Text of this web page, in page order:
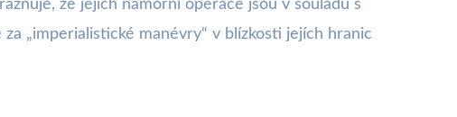
že jejich námořní operace jsou v souladu s
„imperialistické manévry“ v blízkosti jejích hranic